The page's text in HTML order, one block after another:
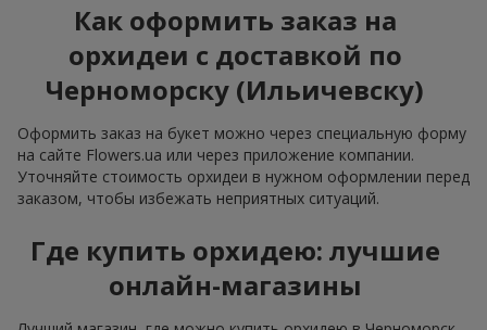
Как оформить заказ на
орхидеи с доставкой по
Черноморску (Ильичевску)
Оформить заказ на букет можно через специальную форму
на сайте Flowers.ua или через приложение компании.
Уточняйте стоимость орхидеи в нужном оформлении перед
заказом, чтобы избежать неприятных ситуаций.
Где купить орхидею: лучшие
онлайн-магазины